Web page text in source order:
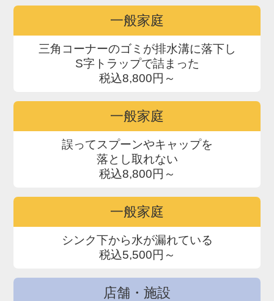
一般家庭
三角コーナーのゴミが排水溝に落下し
S字トラップで詰まった
税込8,800円～
一般家庭
誤ってスプーンやキャップを
落とし取れない
税込8,800円～
一般家庭
シンク下から水が漏れている
税込5,500円～
店舗・施設